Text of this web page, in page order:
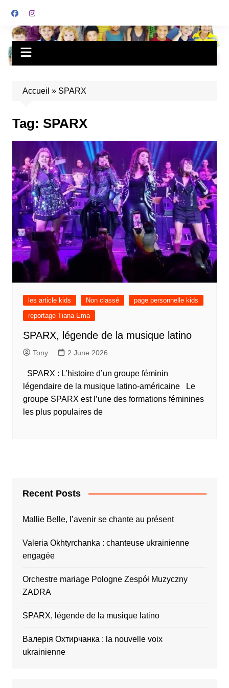
Accueil » SPARX
Tag: SPARX
les article kids Non classé
page personnelle kids
reportage Tiana Ema
SPARX, légende de la musique latino
Tony 2 June 2026
SPARX : L’histoire d’un groupe féminin
légendaire de la musique latino-américaine Le
groupe SPARX est l’une des formations féminines
les plus populaires de
Recent Posts
Mallie Belle, l’avenir se chante au présent
Valeria Okhtyrchanka : chanteuse ukrainienne
engagée
Orchestre mariage Pologne Zespół Muzyczny
ZADRA
SPARX, légende de la musique latino
Валерія Охтирчанка : la nouvelle voix
ukrainienne